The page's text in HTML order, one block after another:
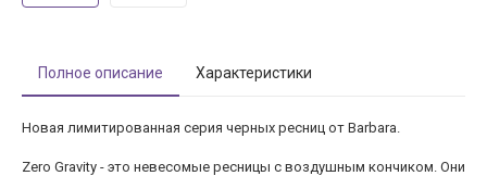
Полное описание Характеристики
Новая лимитированная серия черных ресниц от Barbara.
Zero Gravity - это невесомые ресницы с воздушным кончиком. Они